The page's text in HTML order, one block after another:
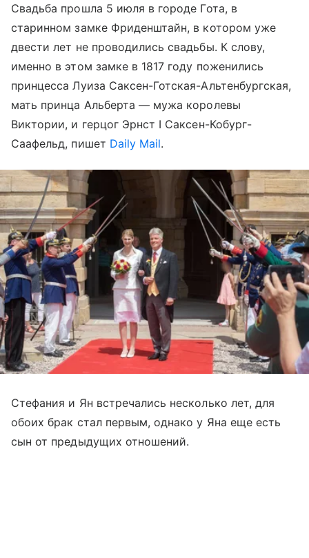
Свадьба прошла 5 июля в городе Гота, в
старинном замке Фриденштайн, в котором уже
двести лет не проводились свадьбы. К слову,
именно в этом замке в 1817 году поженились
принцесса Луиза Саксен-Готская-Альтенбургская,
мать принца Альберта — мужа королевы
Виктории, и герцог Эрнст I Саксен-Кобург-
Саафельд, пишет Daily Mail.
Стефания и Ян встречались несколько лет, для
обоих брак стал первым, однако у Яна еще есть
сын от предыдущих отношений.